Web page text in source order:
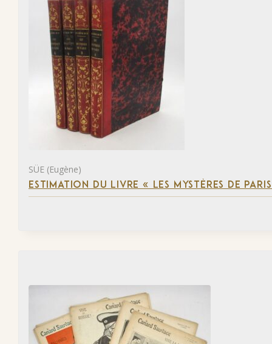
SÜE (Eugène)
ESTIMATION DU LIVRE « LES MYSTÈRES DE